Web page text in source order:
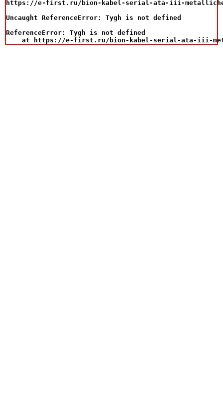
https://e-first.ru/bion-kabel-serial-ata-iii-
Uncaught ReferenceError: Tygh is not defined
ReferenceError: Tygh is not defined
at https://e-first.ru/bion-kabel-serial-ata-iii-